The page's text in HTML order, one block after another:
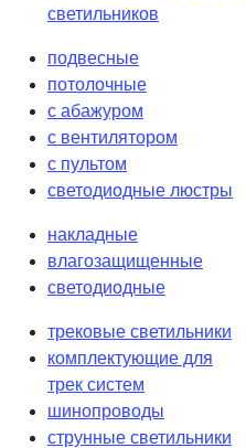
светильников
подвесные
потолочные
с абажуром
с вентилятором
с пультом
светодиодные люстры
накладные
влагозащищенные
светодиодные
трековые светильники
комплектующие для
трек систем
шинопроводы
струнные светильники